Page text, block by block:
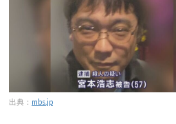
出典： mbs.jp